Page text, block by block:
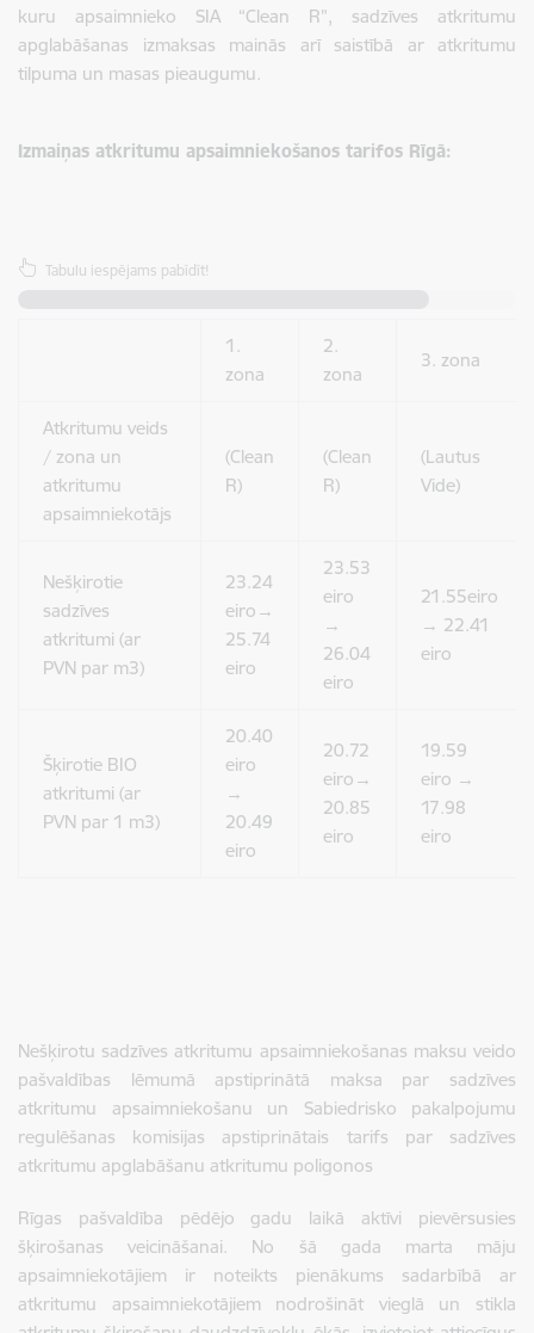
kuru apsaimnieko SIA “Clean R”, sadzīves atkritumu
apglabāšanas izmaksas mainās arī saistībā ar atkritumu
tilpuma un masas pieaugumu.
Izmaiņas atkritumu apsaimniekošanos tarifos Rīgā:
Tabulu iespējams pabīdīt!
1.
zona
2.
zona
3. zona
Atkritumu veids
/ zona un
atkritumu
apsaimniekotājs
(Clean
R)
(Clean
R)
(Lautus
Vide)
Nešķirotie
sadzīves
atkritumi (ar
PVN par m3)
23.24
eiro→
25.74
eiro
23.53
eiro
→
26.04
eiro
21.55eiro
→ 22.41
eiro
Šķirotie BIO
atkritumi (ar
PVN par 1 m3)
20.40
eiro
→
20.49
eiro
20.72
eiro→
20.85
eiro
19.59
eiro →
17.98
eiro
Nešķirotu sadzīves atkritumu apsaimniekošanas maksu veido
pašvaldības lēmumā apstiprinātā maksa par sadzīves
atkritumu apsaimniekošanu un Sabiedrisko pakalpojumu
regulēšanas komisijas apstiprinātais tarifs par sadzīves
atkritumu apglabāšanu atkritumu poligonos
Rīgas pašvaldība pēdējo gadu laikā aktīvi pievērsusies
šķirošanas veicināšanai. No šā gada marta māju
apsaimniekotājiem ir noteikts pienākums sadarbībā ar
atkritumu apsaimniekotājiem nodrošināt vieglā un stikla